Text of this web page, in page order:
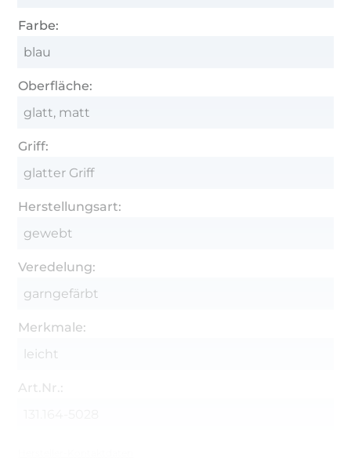
Farbe:
blau
Oberfläche:
glatt, matt
Griff:
glatter Griff
Herstellungsart:
gewebt
Veredelung:
garngefärbt
Merkmale:
leicht
Art.Nr.: